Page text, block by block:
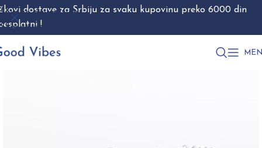
Skip to navigation
Skip to main content
dostave za Srbiju za svaku kupovinu preko 6000 din
!